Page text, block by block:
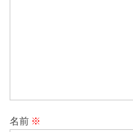
名前 ※